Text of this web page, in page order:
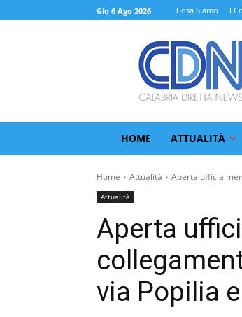
Gio 6 Ago 2026 Cosa Siamo I
HOME ATTUALITÀ
Home Attualità Aperta
Attualità
Aperta
via Popilia